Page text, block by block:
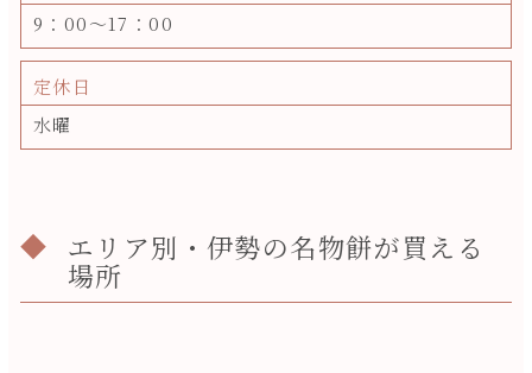
9：00～17：00
定休日
水曜
エリア別・伊勢の名物餅が買える
場所